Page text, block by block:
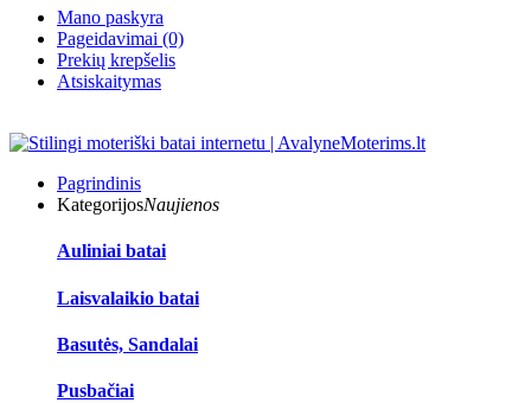
Mano paskyra
Pageidavimai (0)
Prekių krepšelis
Atsiskaitymas
Pagrindinis
KategorijosNaujienos
Auliniai batai
Laisvalaikio batai
Basutės, Sandalai
Pusbačiai